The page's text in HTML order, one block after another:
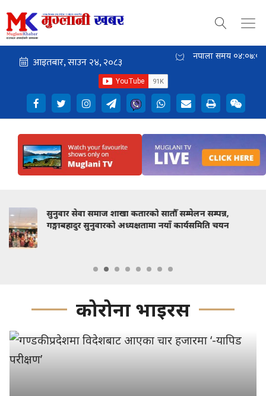
नेपाली समय ०४:०७:०२
सम्पन्न,
चयन
कम्युनिस्टको मत घट्दैमा विचार मर्दैन' :
वैचारिक मन्तव्य
कोरोना भाइरस